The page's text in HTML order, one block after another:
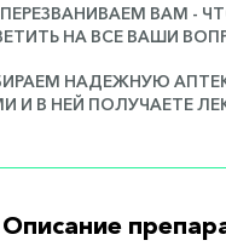
ВАМ -
НА ВСЕ ВАШИ
НАДЕЖНУЮ
И В НЕЙ ПОЛУЧАЕТЕ
Описание